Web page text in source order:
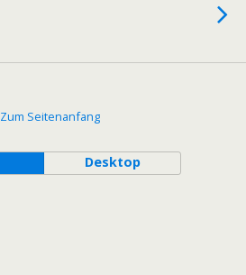
Zum Seitenanfang
Desktop